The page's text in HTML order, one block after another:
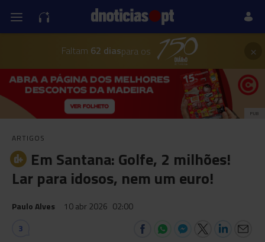
Faltam 62 diaspara os ×
PUB
ARTIGOS
Em Santana: Golfe, 2 milhões!
Lar para idosos, nem um euro!
Paulo Alves 10 abr 2026 02:00
3